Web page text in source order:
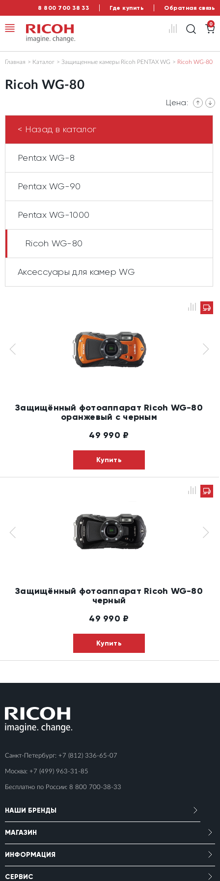
8 800 700 38 33 Где купить Обратная связь
0
Главная Каталог Защищенные камеры Ricoh PENTAX WG Ricoh WG-80
Ricoh WG-80
Цена:
< Назад в каталог
Pentax WG-8
Pentax WG-90
Pentax WG-1000
Ricoh WG-80
Аксессуары для камер WG
Защищённый фотоаппарат Ricoh WG-80
оранжевый с черным
49 990 ₽
Купить
Защищённый фотоаппарат Ricoh WG-80
черный
49 990 ₽
Купить
Санкт-Петербург: +7 (812) 336-65-07
Москва: +7 (499) 963-31-85
Бесплатно по России: 8 800 700-38-33
НАШИ БРЕНДЫ
МАГАЗИН
ИНФОРМАЦИЯ
СЕРВИС